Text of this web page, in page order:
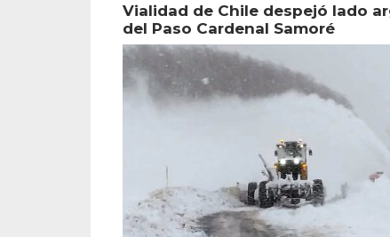
Vialidad de Chile despejó lado
del Paso Cardenal Samoré